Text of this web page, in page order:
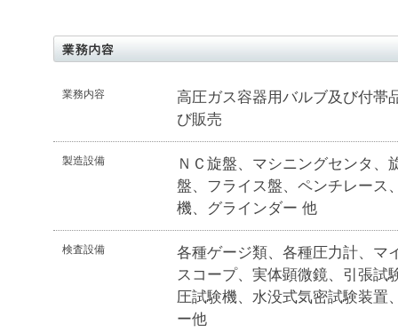
業務内容
高圧ガス容器用バルブ及び付帯
び販売
製造設備
ＮＣ旋盤、マシニングセンタ、
盤、フライス盤、ペンチレース
機、グラインダー 他
検査設備
各種ゲージ類、各種圧力計、マ
スコープ、実体顕微鏡、引張試
圧試験機、水没式気密試験装置
ー他